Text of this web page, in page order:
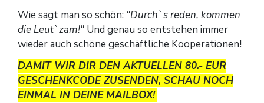
Wie sagt man so schön: "Durch`s reden, kommen
die Leut`zam!" Und genau so entstehen immer
wieder auch schöne geschäftliche Kooperationen!
DAMIT WIR DIR DEN AKTUELLEN 80.- EUR
GESCHENKCODE ZUSENDEN, SCHAU NOCH
EINMAL IN DEINE MAILBOX!